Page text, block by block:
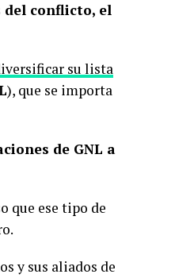
del conflicto, el
su lista
), que se importa
de GNL a
que ese tipo de
y sus aliados de